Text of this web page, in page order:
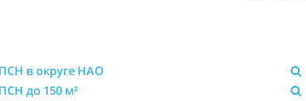
ПСН в округе НАО
ПСН до 150 м²